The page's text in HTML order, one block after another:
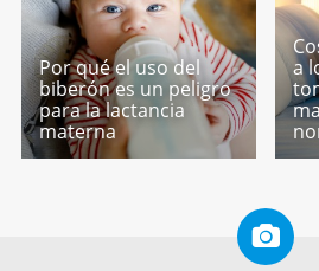
Por qué el uso del
biberón es un peligro
para la lactancia
materna
a